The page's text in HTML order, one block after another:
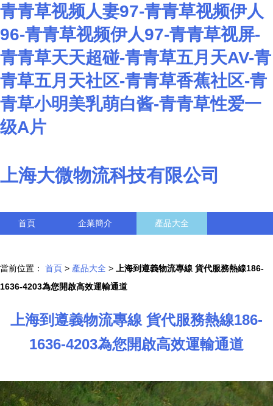
青青草视频人妻97-青青草视频伊人
96-青青草视频伊人97-青青草视屏-
青青草天天超碰-青青草五月天AV-青
青草五月天社区-青青草香蕉社区-青
青草小明美乳萌白酱-青青草性爱一
级A片
上海大微物流科技有限公司
首頁 企業簡介 產品大全
當前位置： 首頁 > 產品大全 >
上海到遵義物流專線 貨代服務熱線186-
1636-4203為您開啟高效運輸通道
上海到遵義物流專線 貨代服務熱線186-
1636-4203為您開啟高效運輸通道